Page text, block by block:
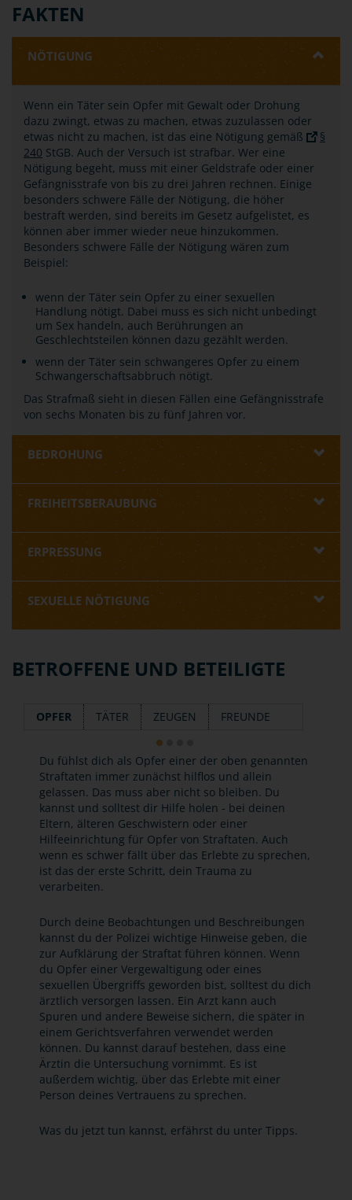
FAKTEN
NÖTIGUNG
Wenn ein Täter sein Opfer mit Gewalt oder Drohung
dazu zwingt, etwas zu machen, etwas zuzulassen oder
etwas nicht zu machen, ist das eine Nötigung gemäß
§
240 StGB. Auch der Versuch ist strafbar. Wer eine
Nötigung begeht, muss mit einer Geldstrafe oder einer
Gefängnisstrafe von bis zu drei Jahren rechnen. Einige
besonders schwere Fälle der Nötigung, die höher
bestraft werden, sind bereits im Gesetz aufgelistet, es
können aber immer wieder neue hinzukommen.
Besonders schwere Fälle der Nötigung wären zum
Beispiel:
wenn der Täter sein Opfer zu einer sexuellen
Handlung nötigt. Dabei muss es sich nicht unbedingt
um Sex handeln, auch Berührungen an
Geschlechtsteilen können dazu gezählt werden.
wenn der Täter sein schwangeres Opfer zu einem
Schwangerschaftsabbruch nötigt.
Das Strafmaß sieht in diesen Fällen eine Gefängnisstrafe
von sechs Monaten bis zu fünf Jahren vor.
BEDROHUNG
FREIHEITSBERAUBUNG
ERPRESSUNG
SEXUELLE NÖTIGUNG
BETROFFENE UND BETEILIGTE
OPFER TÄTER ZEUGEN FREUNDE
Du fühlst dich als Opfer einer der oben genannten
Straftaten immer zunächst hilflos und allein
gelassen. Das muss aber nicht so bleiben. Du
kannst und solltest dir Hilfe holen - bei deinen
Eltern, älteren Geschwistern oder einer
Hilfeeinrichtung für Opfer von Straftaten. Auch
wenn es schwer fällt über das Erlebte zu sprechen,
ist das der erste Schritt, dein Trauma zu
verarbeiten.
Durch deine Beobachtungen und Beschreibungen
kannst du der Polizei wichtige Hinweise geben, die
zur Aufklärung der Straftat führen können. Wenn
du Opfer einer Vergewaltigung oder eines
sexuellen Übergriffs geworden bist, solltest du dich
ärztlich versorgen lassen. Ein Arzt kann auch
Spuren und andere Beweise sichern, die später in
einem Gerichtsverfahren verwendet werden
können. Du kannst darauf bestehen, dass eine
Ärztin die Untersuchung vornimmt. Es ist
außerdem wichtig, über das Erlebte mit einer
Person deines Vertrauens zu sprechen.
Was du jetzt tun kannst, erfährst du unter Tipps.